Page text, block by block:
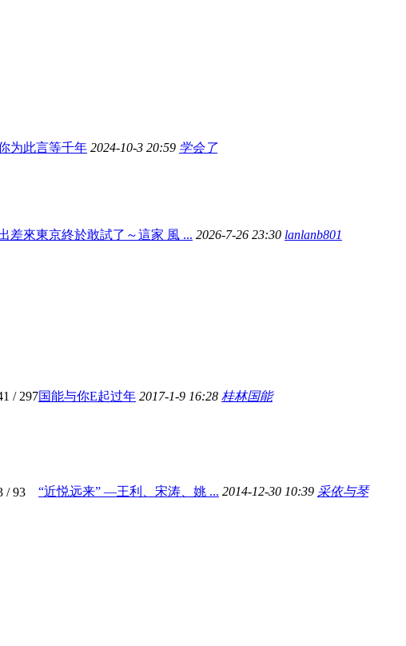
为此言等千年 2024-10-3 20:59 学会了
差來東京終於敢試了～這家 風 ... 2026-7-26 23:30 lanlanb801
/ 297国能与你E起过年 2017-1-9 16:28 桂林国能
/ 93 “近悦远来” —王利、宋涛、姚 ... 2014-12-30 10:39 采依与琴